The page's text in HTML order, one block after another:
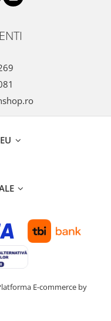
E-commerce by